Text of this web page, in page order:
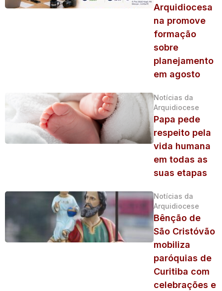
Arquidiocesa
na promove
formação
sobre
planejamento
em agosto
Notícias da
Arquidiocese
Papa pede
respeito pela
vida humana
em todas as
suas etapas
Notícias da
Arquidiocese
Bênção de
São Cristóvão
mobiliza
paróquias de
Curitiba com
celebrações e